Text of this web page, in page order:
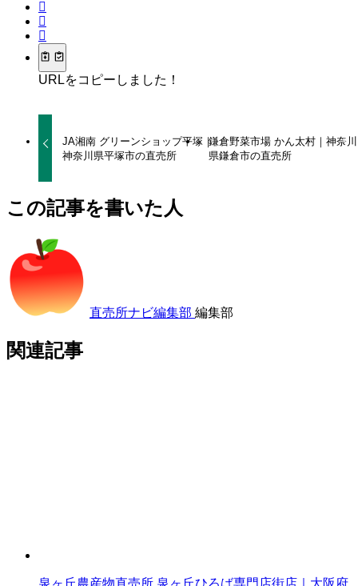
URLをコピーしました！
JA湘南 グリーンショップ平塚｜
神奈川県平塚市の直売所
鎌倉野菜市場 かん太村｜神奈川
県鎌倉市の直売所
この記事を書いた人
直売所ナビ編集部 編集部
関連記事
泉ヶ丘農産物直売所 泉ヶ丘ひろば専門店街店｜大阪府